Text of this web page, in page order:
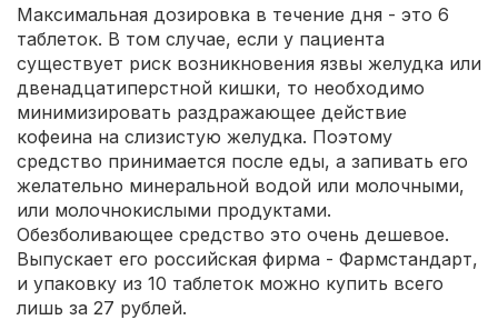
Максимальная дозировка в течение дня - это 6
таблеток. В том случае, если у пациента
существует риск возникновения язвы желудка или
двенадцатиперстной кишки, то необходимо
минимизировать раздражающее действие
кофеина на слизистую желудка. Поэтому
средство принимается после еды, а запивать его
желательно минеральной водой или молочными,
или молочнокислыми продуктами.
Обезболивающее средство это очень дешевое.
Выпускает его российская фирма - Фармстандарт,
и упаковку из 10 таблеток можно купить всего
лишь за 27 рублей.